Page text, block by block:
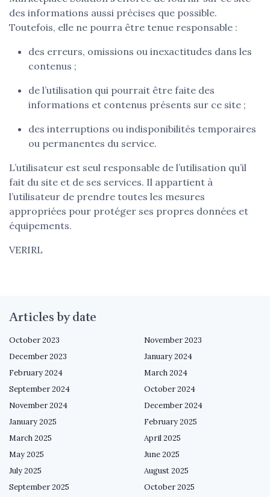
des informations aussi précises que possible.
Toutefois, elle ne pourra être tenue responsable :
des erreurs, omissions ou inexactitudes dans les
contenus ;
de l’utilisation qui pourrait être faite des
informations et contenus présents sur ce site ;
des interruptions ou indisponibilités temporaires
ou permanentes du service.
L’utilisateur est seul responsable de l’utilisation qu’il
fait du site et de ses services. Il appartient à
l’utilisateur de prendre toutes les mesures
appropriées pour protéger ses propres données et
équipements.
VERIRL
Articles by date
October 2023
November 2023
December 2023
January 2024
February 2024
March 2024
September 2024
October 2024
November 2024
December 2024
January 2025
February 2025
March 2025
April 2025
May 2025
June 2025
July 2025
August 2025
September 2025
October 2025